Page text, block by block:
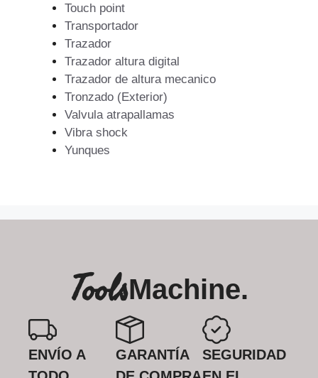
Touch point
Transportador
Trazador
Trazador altura digital
Trazador de altura mecanico
Tronzado (Exterior)
Valvula atrapallamas
Vibra shock
Yunques
ToolsMachine.
ENVÍO A
GARANTÍA
SEGURIDAD